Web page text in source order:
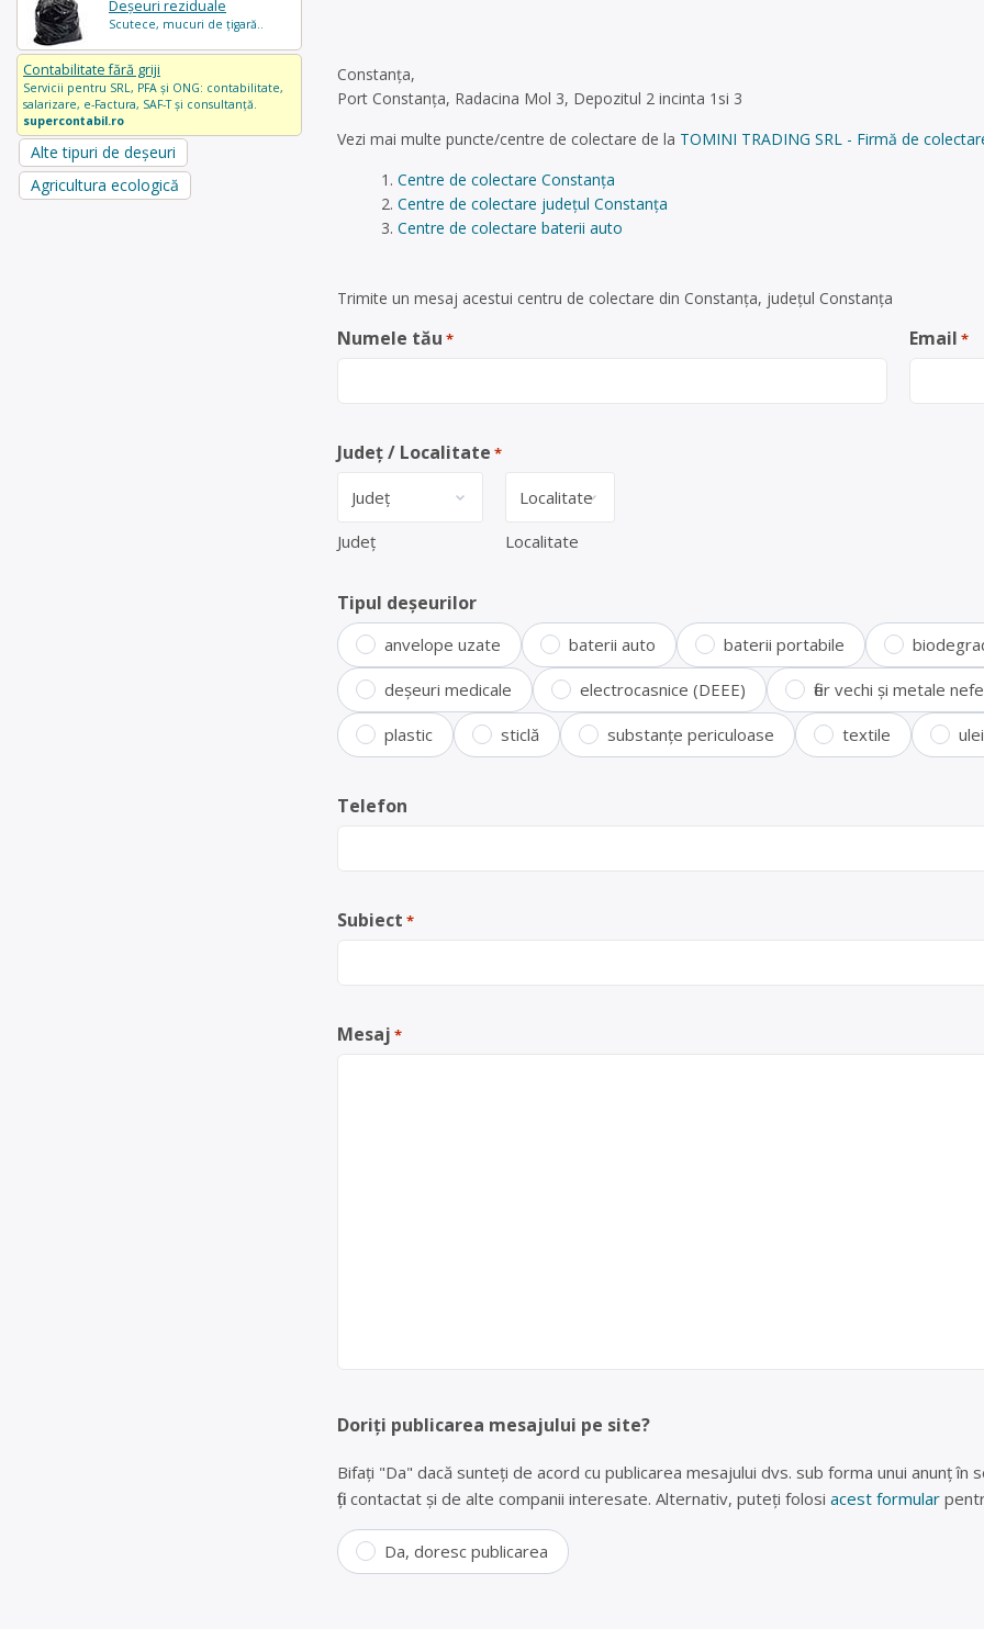
Deșeuri reziduale
Scutece, mucuri de țigară..
Contabilitate fără griji
Servicii pentru SRL, PFA și ONG: contabilitate,
salarizare, e-Factura, SAF-T și consultanță.
supercontabil.ro
Alte tipuri de deșeuri
Agricultura ecologică
Constanța,
Port Constanța, Radacina Mol 3, Depozitul 2 incinta 1si 3
Vezi mai multe puncte/centre de colectare de la TOMINI TRADING SRL - Firmă de
Centre de colectare Constanța
Centre de colectare județul Constanța
Centre de colectare baterii auto
Trimite un mesaj acestui centru de colectare din Constanța, județul Constanța
Numele tău * Email *
Județ / Localitate *
Județ Localitate
Tipul deșeurilor
anvelope uzate baterii auto baterii portabile
deșeuri medicale electrocasnice (DEEE) fier vechi și metale
plastic sticlă substanțe periculoase textile
Telefon
Subiect *
Mesaj *
Doriți publicarea mesajului pe site?
Bifați "Da" dacă sunteți de acord cu publicarea mesajului dvs. sub forma unui anunț
fiți contactat și de alte companii interesate. Alternativ, puteți folosi acest formular
Da, doresc publicarea